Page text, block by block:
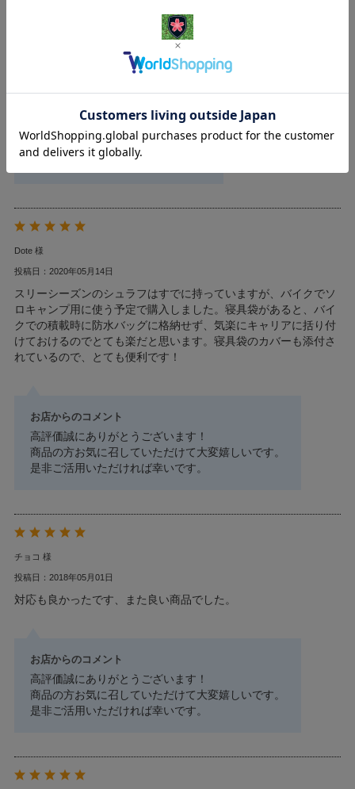
シュラフは思った以上に軽くそして暖かそうで、今後の季節、会
社泊で活躍しそうです。
寝具袋はどのように使おうか思案中です。
高評価誠にありがとうございます！
是非ご活用いただければ幸いです。
Dote 様
投稿日：2020年05月14日
スリーシーズンのシュラフはすでに持っていますが、バイクでソ
ロキャンプ用に使う予定で購入しました。寝具袋があると、バイ
クでの積載時に防水バッグに格納せず、気楽にキャリアに括り付
けておけるのでとても楽だと思います。寝具袋のカバーも添付さ
れているので、とても便利です！
お店からのコメント
高評価誠にありがとうございます！
商品の方お気に召していただけて大変嬉しいです。
是非ご活用いただければ幸いです。
チョコ 様
投稿日：2018年05月01日
対応も良かったです、また良い商品でした。
お店からのコメント
高評価誠にありがとうございます！
商品の方お気に召していただけて大変嬉しいです。
是非ご活用いただければ幸いです。